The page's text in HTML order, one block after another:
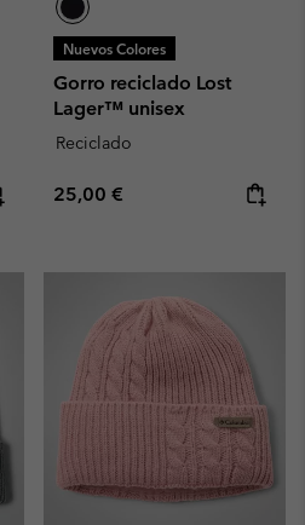
Nuevos Colores
Gorro reciclado Lost
Lager™ unisex
Reciclado
Regular price:
25,00 €